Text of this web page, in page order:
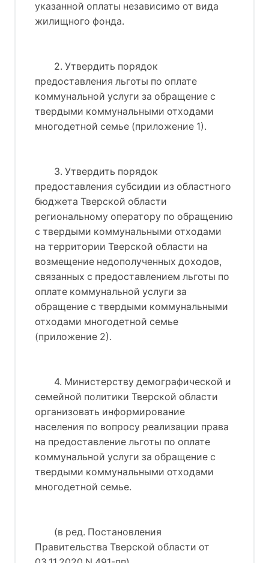
указанной оплаты независимо от вида
жилищного фонда.
2. Утвердить порядок
предоставления льготы по оплате
коммунальной услуги за обращение с
твердыми коммунальными отходами
многодетной семье (приложение 1).
3. Утвердить порядок
предоставления субсидии из областного
бюджета Тверской области
региональному оператору по обращению
с твердыми коммунальными отходами
на территории Тверской области на
возмещение недополученных доходов,
связанных с предоставлением льготы по
оплате коммунальной услуги за
обращение с твердыми коммунальными
отходами многодетной семье
(приложение 2).
4. Министерству демографической и
семейной политики Тверской области
организовать информирование
населения по вопросу реализации права
на предоставление льготы по оплате
коммунальной услуги за обращение с
твердыми коммунальными отходами
многодетной семье.
(в ред. Постановления
Правительства Тверской области от